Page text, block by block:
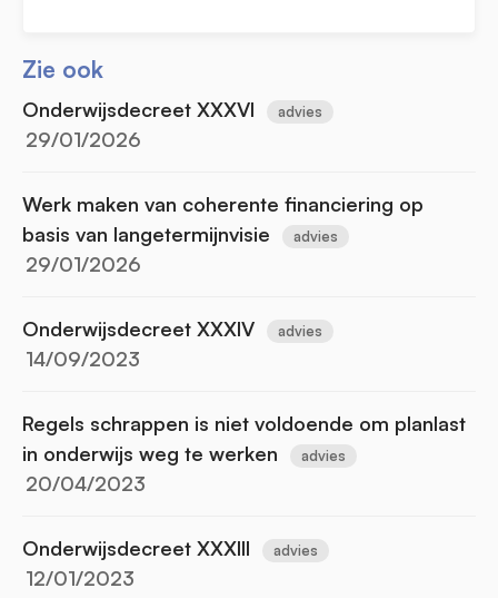
Zie ook
Onderwijsdecreet XXXVI advies
29/01/2026
Werk maken van coherente financiering op
basis van langetermijnvisie
advies
29/01/2026
Onderwijsdecreet XXXIV advies
14/09/2023
Regels schrappen is niet voldoende om planlast
in onderwijs weg te werken
advies
20/04/2023
Onderwijsdecreet XXXIII advies
12/01/2023